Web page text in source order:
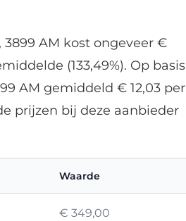
AM kost ongeveer €
(133,49%). Op basis
AM gemiddeld € 12,03 per
prijzen bij deze aanbieder
Waarde
€ 349,00